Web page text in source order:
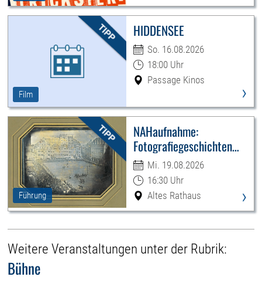
Film
HIDDENSEE
So. 16.08.2026
18:00 Uhr
Passage Kinos
›
Führung
NAHaufnahme:
Fotografiegeschichten
Leipzigs
Mi. 19.08.2026
16:30 Uhr
Altes Rathaus
›
Weitere Veranstaltungen unter der Rubrik:
Bühne